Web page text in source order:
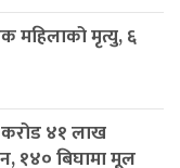
महिलाको मृत्यु, ६
करोड ४१ लाख
१४० बिघामा मूल